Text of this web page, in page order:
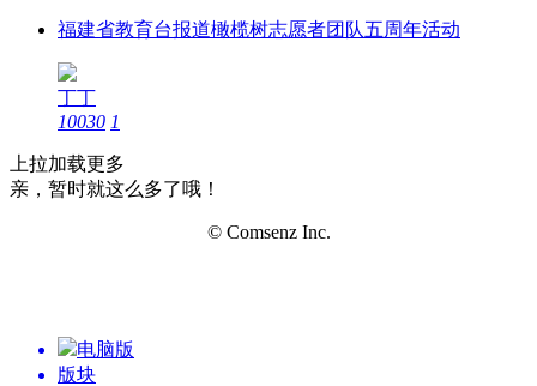
福建省教育台报道橄榄树志愿者团队五周年活动
丁丁
10030 1
上拉加载更多
亲，暂时就这么多了哦！
© Comsenz Inc.
电脑版
版块